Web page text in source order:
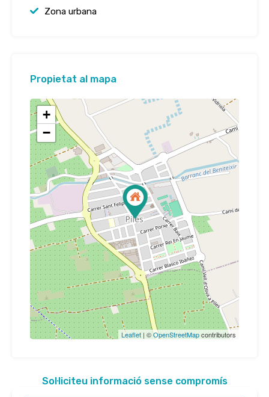
Zona urbana
Propietat al mapa
+
−
Leaflet | ©OpenStreetMapcontributors
Sol·liciteu informació sense compromís